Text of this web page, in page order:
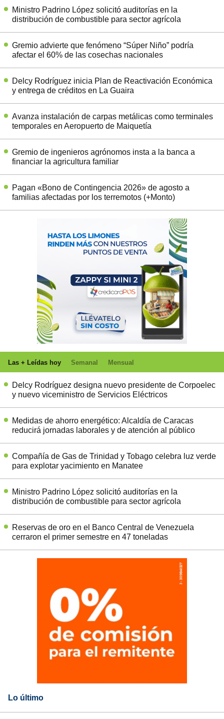
Ministro Padrino López solicitó auditorías en la
distribución de combustible para sector agrícola
Gremio advierte que fenómeno “Súper Niño” podría
afectar el 60% de las cosechas nacionales
Delcy Rodríguez inicia Plan de Reactivación Económica
y entrega de créditos en La Guaira
Avanza instalación de carpas metálicas como terminales
temporales en Aeropuerto de Maiquetía
Gremio de ingenieros agrónomos insta a la banca a
financiar la agricultura familiar
Pagan «Bono de Contingencia 2026» de agosto a
familias afectadas por los terremotos (+Monto)
Las + Leídas hoy Semanal Mensual
Delcy Rodríguez designa nuevo presidente de Corpoelec
y nuevo viceministro de Servicios Eléctricos
Medidas de ahorro energético: Alcaldía de Caracas
reducirá jornadas laborales y de atención al público
Compañía de Gas de Trinidad y Tobago celebra luz verde
para explotar yacimiento en Manatee
Ministro Padrino López solicitó auditorías en la
distribución de combustible para sector agrícola
Reservas de oro en el Banco Central de Venezuela
cerraron el primer semestre en 47 toneladas
Lo último